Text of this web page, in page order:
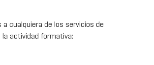
cualquiera de los servicios de
la actividad formativa: